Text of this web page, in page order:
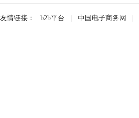
友情链接： b2b平台 中国电子商务网